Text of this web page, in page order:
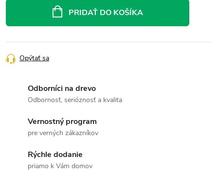
PRIDAŤ DO KOŠÍKA
Opýtať sa
Odborníci na drevo
Odbornosť, serióznosť a kvalita
Vernostný program
pre verných zákazníkov
Rýchle dodanie
priamo k Vám domov